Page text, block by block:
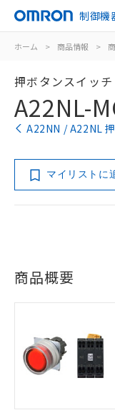
制御機
ホーム > 商品情報 >
押ボタンスイッチ
A22NL-
A22NN / A22NL
マイリストに
商品概要